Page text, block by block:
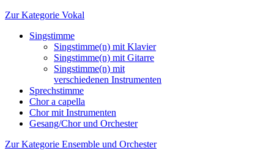
Zur Kategorie Vokal
Singstimme
Singstimme(n) mit Klavier
Singstimme(n) mit Gitarre
Singstimme(n) mit
verschiedenen Instrumenten
Sprechstimme
Chor a capella
Chor mit Instrumenten
Gesang/Chor und Orchester
Zur Kategorie Ensemble und Orchester